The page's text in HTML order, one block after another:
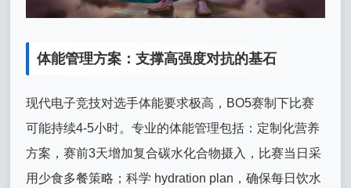
体能管理方案：支撑高强度对抗的基石
现代电子竞技对选手体能要求极高，BO5赛制下比赛
可能持续4-5小时。专业的体能管理包括：定制化营养
方案，赛前3天增加复合碳水化合物摄入，比赛当日采
用少食多餐策略；科学 hydration plan，确保每日饮水